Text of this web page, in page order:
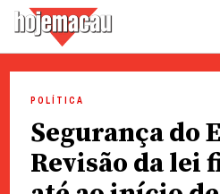
content
POLÍTICA
Segurança do
Revisão da lei